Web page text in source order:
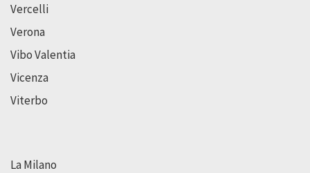
Vercelli
Verona
Vibo Valentia
Vicenza
Viterbo
La Milano